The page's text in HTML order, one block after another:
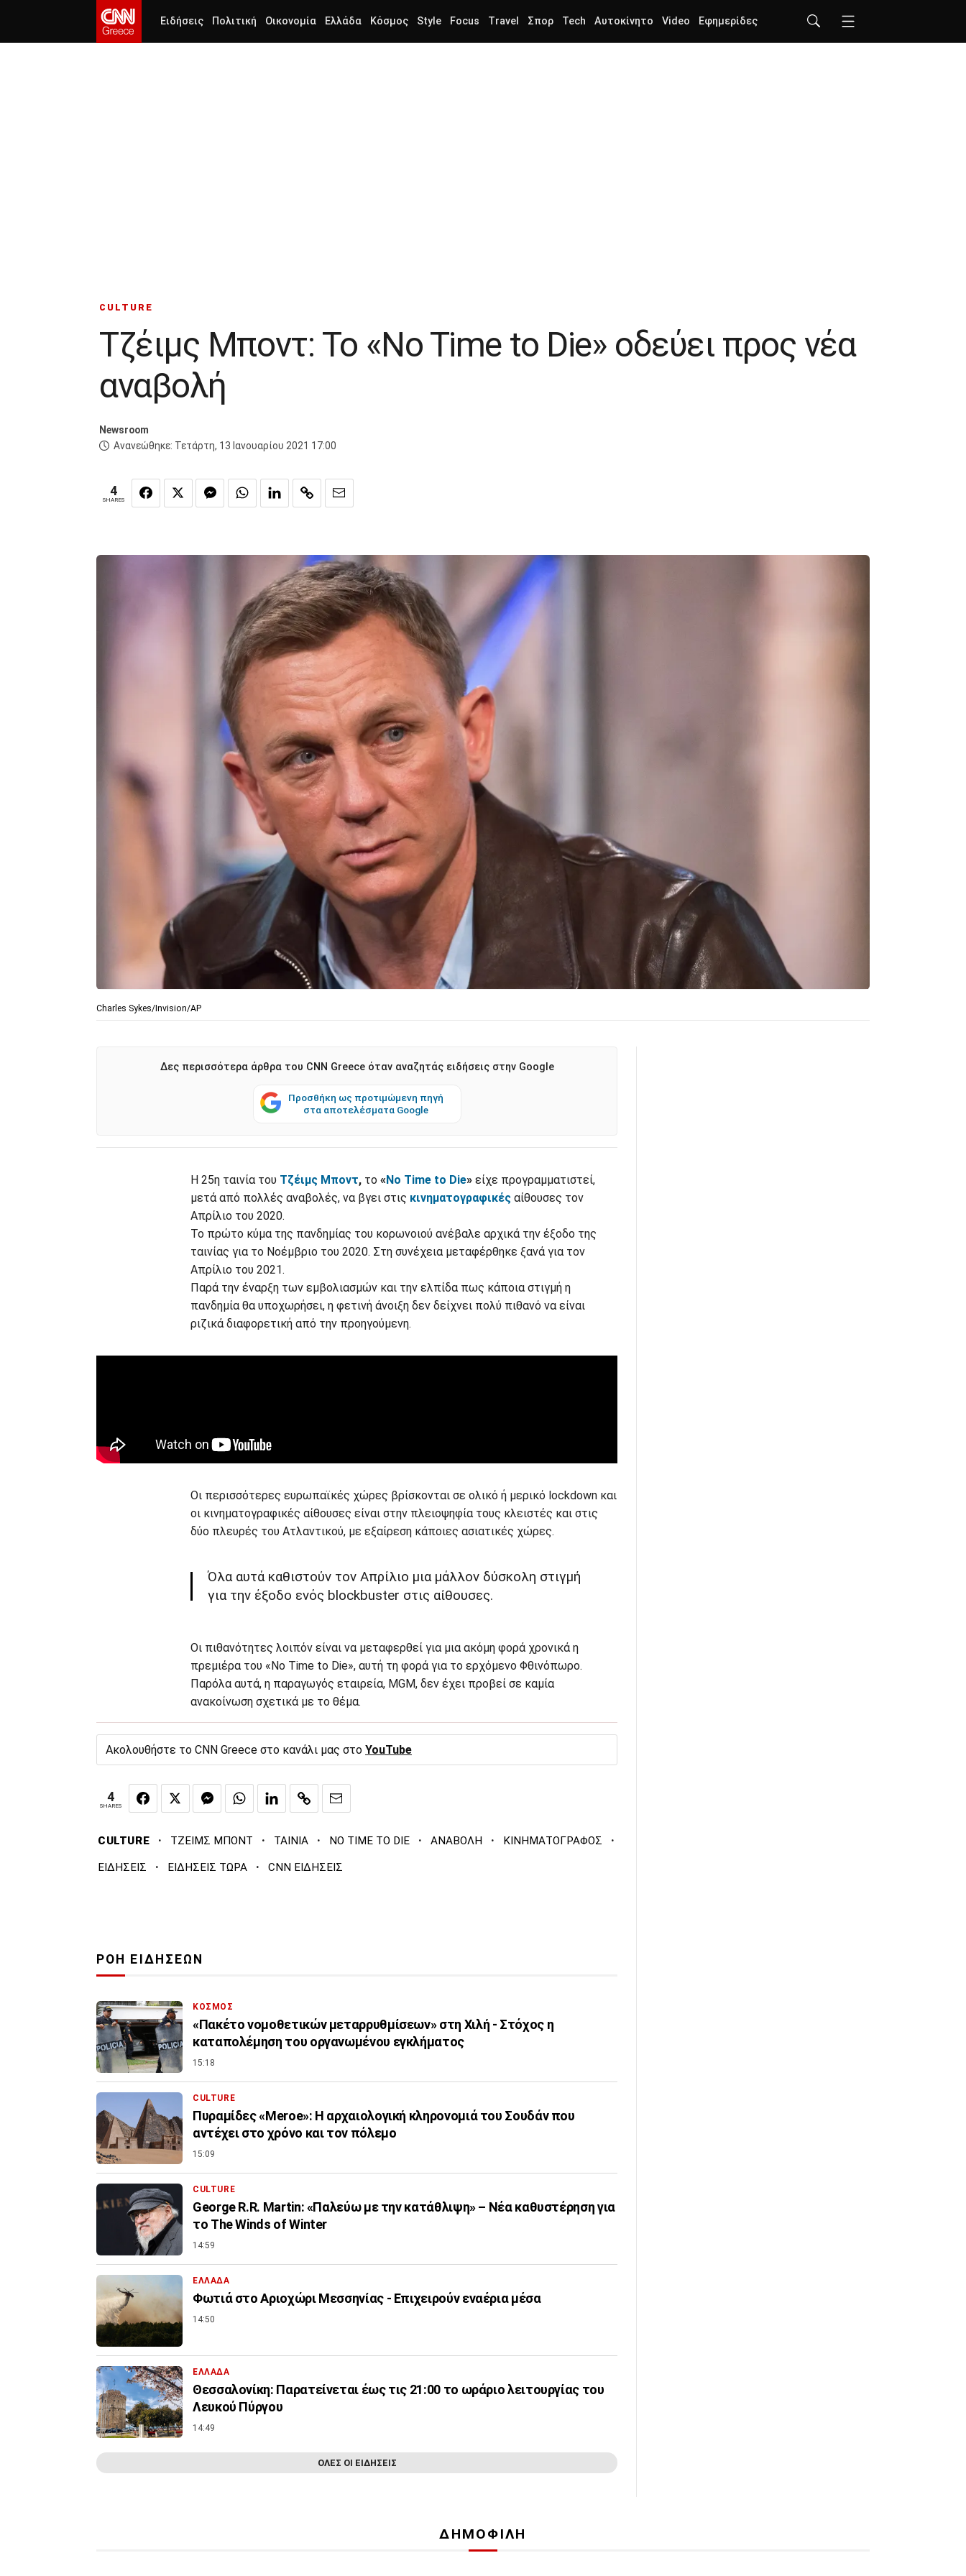
Ειδήσεις Πολιτική Οικονομία Ελλάδα Κόσμος Style Focus Travel Σπορ Tech Αυτοκίνητο Video Εφημερίδες
CULTURE
Τζέιμς Μποντ: To «No Time to Die» οδεύει προς νέα
αναβολή
Newsroom
Ανανεώθηκε: Τετάρτη, 13 Ιανουαρίου 2021 17:00
4
SHARES
Charles Sykes/Invision/AP
Δες περισσότερα άρθρα του CNN Greece όταν αναζητάς ειδήσεις στην Google
Προσθήκη ως προτιμώμενη πηγή
στα αποτελέσματα Google
Η 25η ταινία του Τζέιμς Μποντ,το «No Time to Die»είχε προγραμματιστεί,
μετά από πολλές αναβολές, να βγει στις κινηματογραφικέςαίθουσες τον
Απρίλιο του 2020.
Το πρώτο κύμα της πανδημίας του κορωνοιού ανέβαλε αρχικά την έξοδο της
ταινίας για το Νοέμβριο του 2020. Στη συνέχεια μεταφέρθηκε ξανά για τον
Απρίλιο του 2021.
Παρά την έναρξη των εμβολιασμών και την ελπίδα πως κάποια στιγμή η
πανδημία θα υποχωρήσει, η φετινή άνοιξη δεν δείχνει πολύ πιθανό να είναι
ριζικά διαφορετική από την προηγούμενη.
Oι περισσότερες ευρωπαϊκές χώρες βρίσκονται σε ολικό ή μερικό lockdown και
οι κινηματογραφικές αίθουσες είναι στην πλειοψηφία τους κλειστές και στις
δύο πλευρές του Ατλαντικού, με εξαίρεση κάποιες ασιατικές χώρες.
Όλα αυτά καθιστούν τον Απρίλιο μια μάλλον δύσκολη στιγμή
για την έξοδο ενός blockbuster στις αίθουσες.
Οι πιθανότητες λοιπόν είναι να μεταφερθεί για μια ακόμη φορά χρονικά η
πρεμιέρα του «No Time to Die», αυτή τη φορά για το ερχόμενο Φθινόπωρο.
Παρόλα αυτά, η παραγωγός εταιρεία, MGM, δεν έχει προβεί σε καμία
ανακοίνωση σχετικά με το θέμα.
Ακολουθήστε το CNN Greece στο κανάλι μας στο YouTube
4
SHARES
CULTURE · ΤΖΕΙΜΣ ΜΠΟΝΤ · ΤΑΙΝΙΑ · NO TIME TO DIE · ΑΝΑΒΟΛΗ · ΚΙΝΗΜΑΤΟΓΡΑΦΟΣ ·
ΕΙΔΗΣΕΙΣ · ΕΙΔΗΣΕΙΣ ΤΩΡΑ · CNN ΕΙΔΗΣΕΙΣ
ΡΟΗ ΕΙΔΗΣΕΩΝ
ΚΟΣΜΟΣ
«Πακέτο νομοθετικών μεταρρυθμίσεων» στη Χιλή - Στόχος η
καταπολέμηση του οργανωμένου εγκλήματος
15:18
CULTURE
Πυραμίδες «Meroe»: Η αρχαιολογική κληρονομιά του Σουδάν που
αντέχει στο χρόνο και τον πόλεμο
15:09
CULTURE
George R.R. Martin: «Παλεύω με την κατάθλιψη» – Νέα καθυστέρηση για
το The Winds of Winter
14:59
ΕΛΛΑΔΑ
Φωτιά στο Αριοχώρι Μεσσηνίας - Επιχειρούν εναέρια μέσα
14:50
ΕΛΛΑΔΑ
Θεσσαλονίκη: Παρατείνεται έως τις 21:00 το ωράριο λειτουργίας του
Λευκού Πύργου
14:49
ΟΛΕΣ ΟΙ ΕΙΔΗΣΕΙΣ
ΔΗΜΟΦΙΛΗ